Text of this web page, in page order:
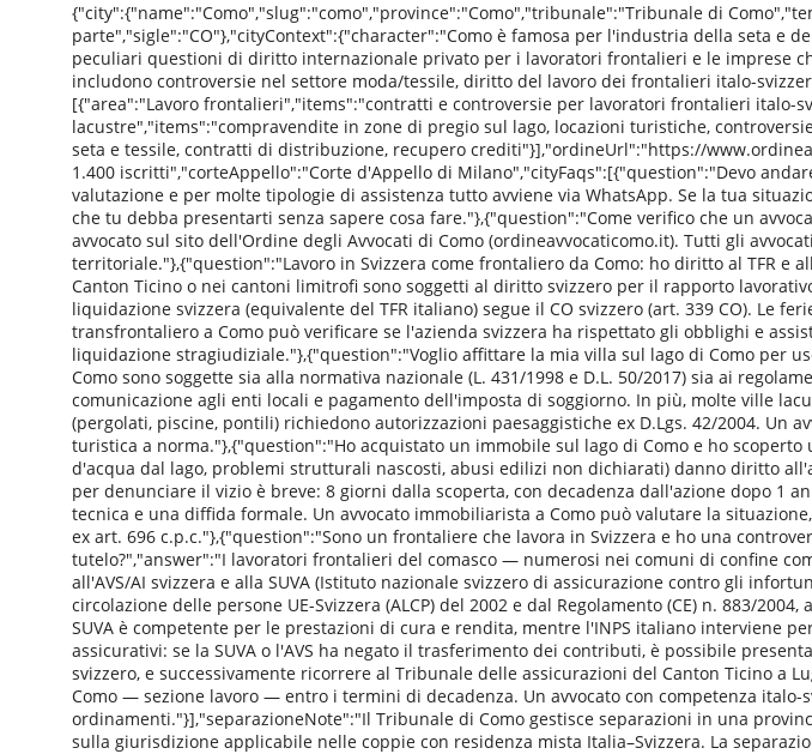
{"city":{"name":"Como","slug":"como","province":"Como","tribunale":"Tribunale di
parte","sigle":"CO"},"cityContext":{"character":"Como è famosa per l'industria della seta e
peculiari questioni di diritto internazionale privato per i lavoratori frontalieri e le imprese
includono controversie nel settore moda/tessile, diritto del lavoro dei frontalieri italo-
[{"area":"Lavoro frontalieri","items":"contratti e controversie per lavoratori frontalieri italo-
lacustre","items":"compravendite in zone di pregio sul lago, locazioni turistiche,
seta e tessile, contratti di distribuzione, recupero crediti"}],"ordineUrl":"https://
1.400 iscritti","corteAppello":"Corte d'Appello di Milano","cityFaqs":[{"question":"Devo
valutazione e per molte tipologie di assistenza tutto avviene via WhatsApp. Se la tua
che tu debba presentarti senza sapere cosa fare."},{"question":"Come verifico che un
avvocato sul sito dell'Ordine degli Avvocati di Como (ordineavvocaticomo.it). Tutti gli
territoriale."},{"question":"Lavoro in Svizzera come frontaliero da Como: ho diritto al TFR
Canton Ticino o nei cantoni limitrofi sono soggetti al diritto svizzero per il rapporto
liquidazione svizzera (equivalente del TFR italiano) segue il CO svizzero (art. 339 CO). Le
transfrontaliero a Como può verificare se l'azienda svizzera ha rispettato gli obblighi e
liquidazione stragiudiziale."},{"question":"Voglio affittare la mia villa sul lago di Como per
Como sono soggette sia alla normativa nazionale (L. 431/1998 e D.L. 50/2017) sia ai
comunicazione agli enti locali e pagamento dell'imposta di soggiorno. In più, molte ville
(pergolati, piscine, pontili) richiedono autorizzazioni paesaggistiche ex D.Lgs. 42/2004.
turistica a norma."},{"question":"Ho acquistato un immobile sul lago di Como e ho
d'acqua dal lago, problemi strutturali nascosti, abusi edilizi non dichiarati) danno diritto
per denunciare il vizio è breve: 8 giorni dalla scoperta, con decadenza dall'azione dopo 1
tecnica e una diffida formale. Un avvocato immobiliarista a Como può valutare la
ex art. 696 c.p.c."},{"question":"Sono un frontaliere che lavora in Svizzera e ho una
tutelo?","answer":"I lavoratori frontalieri del comasco — numerosi nei comuni di confine
all'AVS/AI svizzera e alla SUVA (Istituto nazionale svizzero di assicurazione contro gli
circolazione delle persone UE-Svizzera (ALCP) del 2002 e dal Regolamento (CE) n. 883/
SUVA è competente per le prestazioni di cura e rendita, mentre l'INPS italiano interviene
assicurativi: se la SUVA o l'AVS ha negato il trasferimento dei contributi, è possibile
svizzero, e successivamente ricorrere al Tribunale delle assicurazioni del Canton Ticino a
Como — sezione lavoro — entro i termini di decadenza. Un avvocato con competenza
ordinamenti."}],"separazioneNote":"Il Tribunale di Como gestisce separazioni in una
sulla giurisdizione applicabile nelle coppie con residenza mista Italia–Svizzera. La